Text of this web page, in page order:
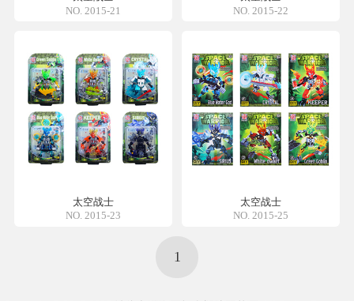
NO. 2015-21
NO. 2015-22
太空战士
NO. 2015-23
太空战士
NO. 2015-25
1